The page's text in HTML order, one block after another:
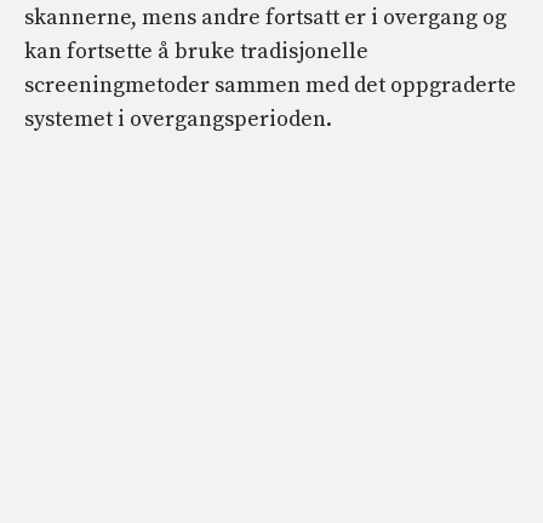
skannerne, mens andre fortsatt er i overgang og
kan fortsette å bruke tradisjonelle
screeningmetoder sammen med det oppgraderte
systemet i overgangsperioden.